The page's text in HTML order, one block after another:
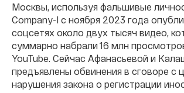
Москвы, используя фальшивые
Company-I с ноября 2023 года
соцсетях около двух тысяч видео,
суммарно набрали 16 млн
YouTube. Сейчас Афанасьевой и
предъявлены обвинения в сговоре с
нарушения закона о регистрации